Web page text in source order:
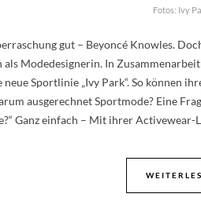
Fotos: Ivy
gut – Beyoncé Knowles.
Modedesignerin. In
Sportlinie „Ivy Park“. So können
ausgerechnet Sportmode? Eine
Ganz einfach – Mit ihrer Activewear-